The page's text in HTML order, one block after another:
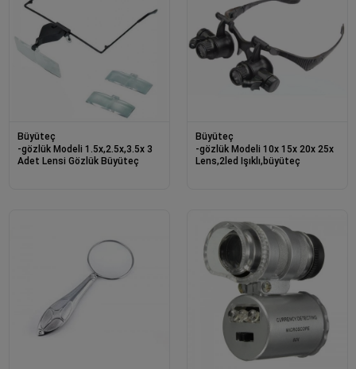
Büyüteç
-gözlük Modeli 1.5x,2.5x,3.5x 3
Adet Lensi Gözlük Büyüteç
Büyüteç
-gözlük Modeli 10x 15x 20x 25x
Lens,2led Işıklı,büyüteç